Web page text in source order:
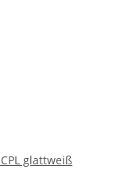
glattweiß